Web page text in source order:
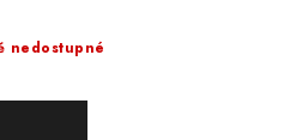
nedostupné